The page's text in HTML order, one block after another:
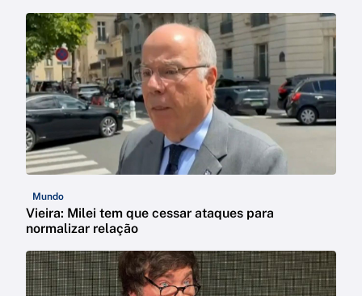
Mundo
Vieira: Milei tem que cessar ataques para
normalizar relação